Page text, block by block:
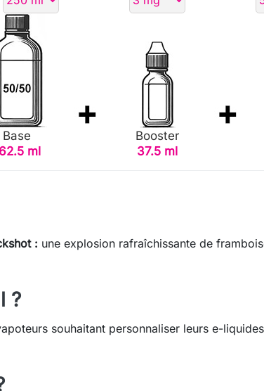
Base
ml
Booster
37.5 ml
: une explosion rafraîchissante de
?
souhaitant personnaliser leurs e-